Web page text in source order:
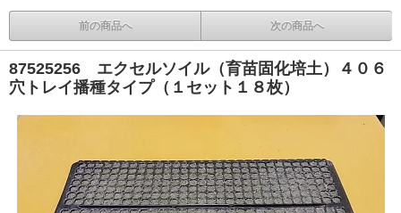
前の商品へ 次の商品へ
87525256 エクセルソイル（育苗固化培土）４０６
穴トレイ播種タイプ（１セット１８枚）